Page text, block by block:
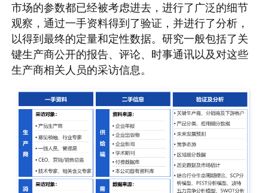
市场的参数都已经被考虑进去，进行了广泛的细节
观察，通过一手资料得到了验证，并进行了分析，
以得到最终的定量和定性数据。研究一般包括了关
键生产商公开的报告、评论、时事通讯以及对这些
生产商相关人员的采访信息。